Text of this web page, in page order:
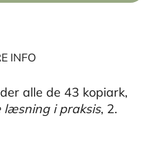
INFO
alle de 43 kopiark,
læsning i praksis, 2.